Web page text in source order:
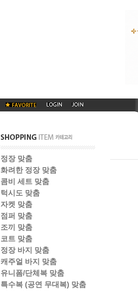
정장 맞춤
화려한 정장 맞춤
콤비 세트 맞춤
턱시도 맞춤
자켓 맞춤
점퍼 맞춤
조끼 맞춤
코트 맞춤
정장 바지 맞춤
캐주얼 바지 맞춤
유니폼/단체복 맞춤
특수복 (공연 무대복) 맞춤